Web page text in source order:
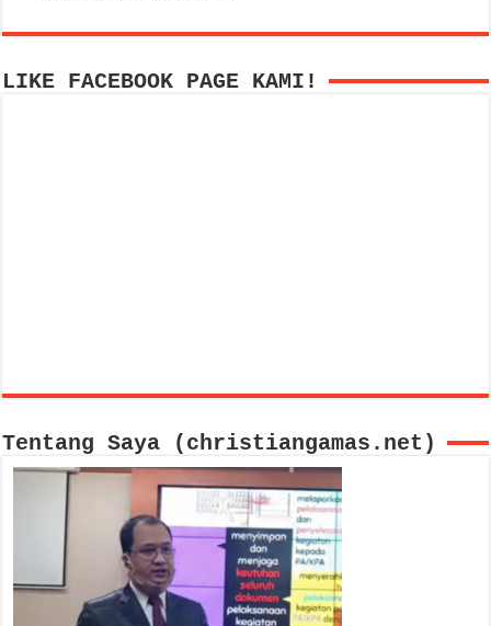
LIKE FACEBOOK PAGE KAMI!
Tentang Saya (christiangamas.net)